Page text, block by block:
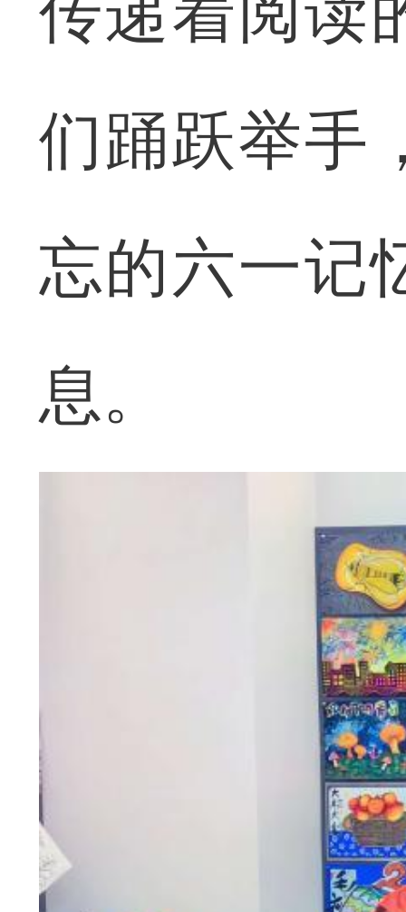
们踊跃举手
忘的六一记
息。